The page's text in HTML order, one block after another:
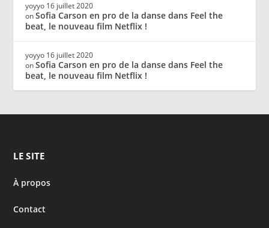
yoyyo 16 juillet 2020
onSofia Carson en pro de la danse dans Feel the
beat, le nouveau film Netflix !
yoyyo 16 juillet 2020
onSofia Carson en pro de la danse dans Feel the
beat, le nouveau film Netflix !
LE SITE
À propos
Contact